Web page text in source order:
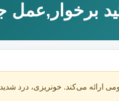
برخوار,عمل
ارائه می‌کند. خونریزی، درد